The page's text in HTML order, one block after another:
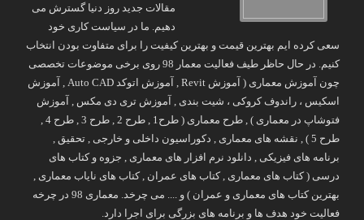
مقالات جدید روز دنیا گسترش می
دهیم. ما در سیاست کاری خود
سعی کرده ایم بهترین قیمت و بهترین کیفیت را برای متفاوت بودن انتخاب
کنیم. در حال حاظر طیف فعالیت معمار 98 روی برخی موضوعات تخصصی
چون آموزش معماری ( آموزش Revit , آموزش اتوکد Auto CAD , آموزش
اسکیس ، راندوف کروکی ، شیت بندی , آموزش تری دی مکس , آموزش
طرح 5 ) , نقشه های معماری , دکوراسیون داخلی و خارجی , تحقیق ,
برنامه های فیزیکی , دانلود نرم افزار های معماری , جزوه و کتاب های
درسی ( کتاب های معماری , کتاب های عمران , کتاب های نایاب معماری ,
بهترین کتاب های معماری و عمران ) و .... می چرخد. معماری 98 در چرخه
فعالیت خود هدف ها و برنامه های بزرگی برای اجرا دارد.